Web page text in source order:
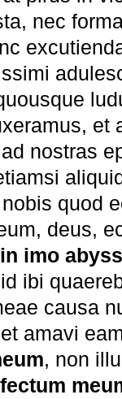
nec
et
nostras
quod
deus,
in imo
ibi
causa
amavi
, non